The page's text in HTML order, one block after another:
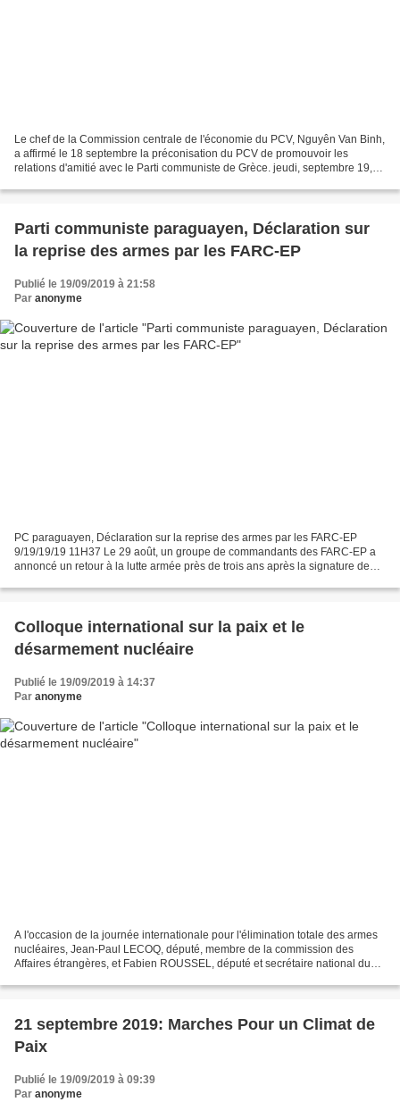
Le chef de la Commission centrale de l'économie du PCV, Nguyên Van Binh,
a affirmé le 18 septembre la préconisation du PCV de promouvoir les
relations d'amitié avec le Parti communiste de Grèce. jeudi, septembre 19,
Parti communiste paraguayen, Déclaration sur
la reprise des armes par les FARC-EP
Publié le 19/09/2019 à 21:58
Par anonyme
PC paraguayen, Déclaration sur la reprise des armes par les FARC-EP
9/19/19/19 11H37 Le 29 août, un groupe de commandants des FARC-EP a
annoncé un retour à la lutte armée près de trois ans après la signature de
Colloque international sur la paix et le
désarmement nucléaire
Publié le 19/09/2019 à 14:37
Par anonyme
A l'occasion de la journée internationale pour l'élimination totale des armes
nucléaires, Jean-Paul LECOQ, député, membre de la commission des
Affaires étrangères, et Fabien ROUSSEL, député et secrétaire national du
21 septembre 2019: Marches Pour un Climat de
Paix
Publié le 19/09/2019 à 09:39
Par anonyme